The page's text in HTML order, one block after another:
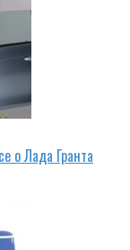
о Лада Гранта